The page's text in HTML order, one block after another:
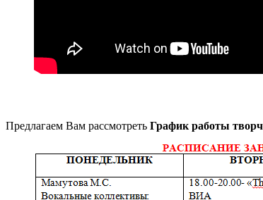
Предлагаем Вам рассмотреть График работы